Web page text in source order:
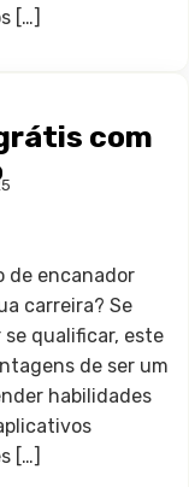
[…]
com
de encanador
carreira? Se
qualificar, este
de ser um
habilidades
[…]